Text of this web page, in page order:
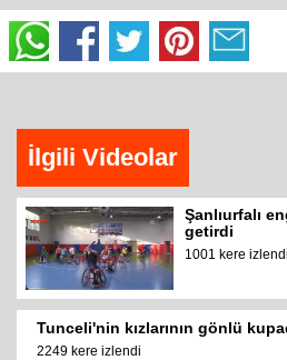
İlgili Videolar
Şanlıurfalı
getirdi
1001 kere izlendi
Tunceli'nin kızlarının gönlü
2249 kere izlendi